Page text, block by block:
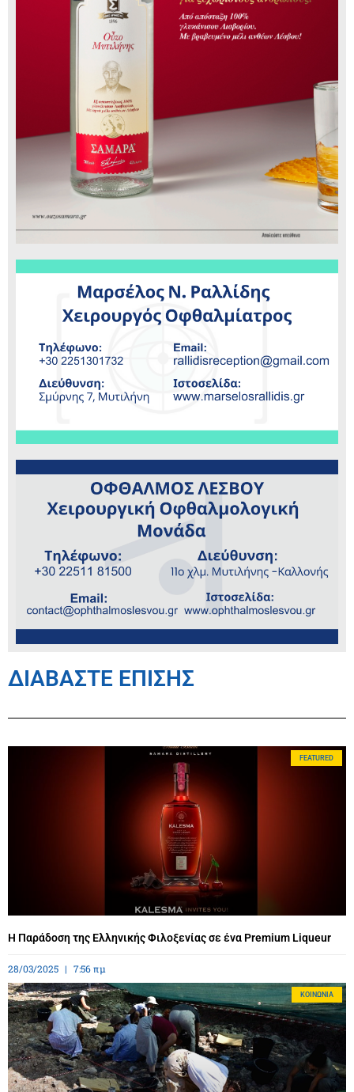
ΔΙΑΒΑΣΤΕ ΕΠΙΣΗΣ
FEATURED
Η Παράδοση της Ελληνικής Φιλοξενίας σε ένα Premium Liqueur
28/03/2025 7:56 πμ
ΚΟΙΝΩΝΊΑ